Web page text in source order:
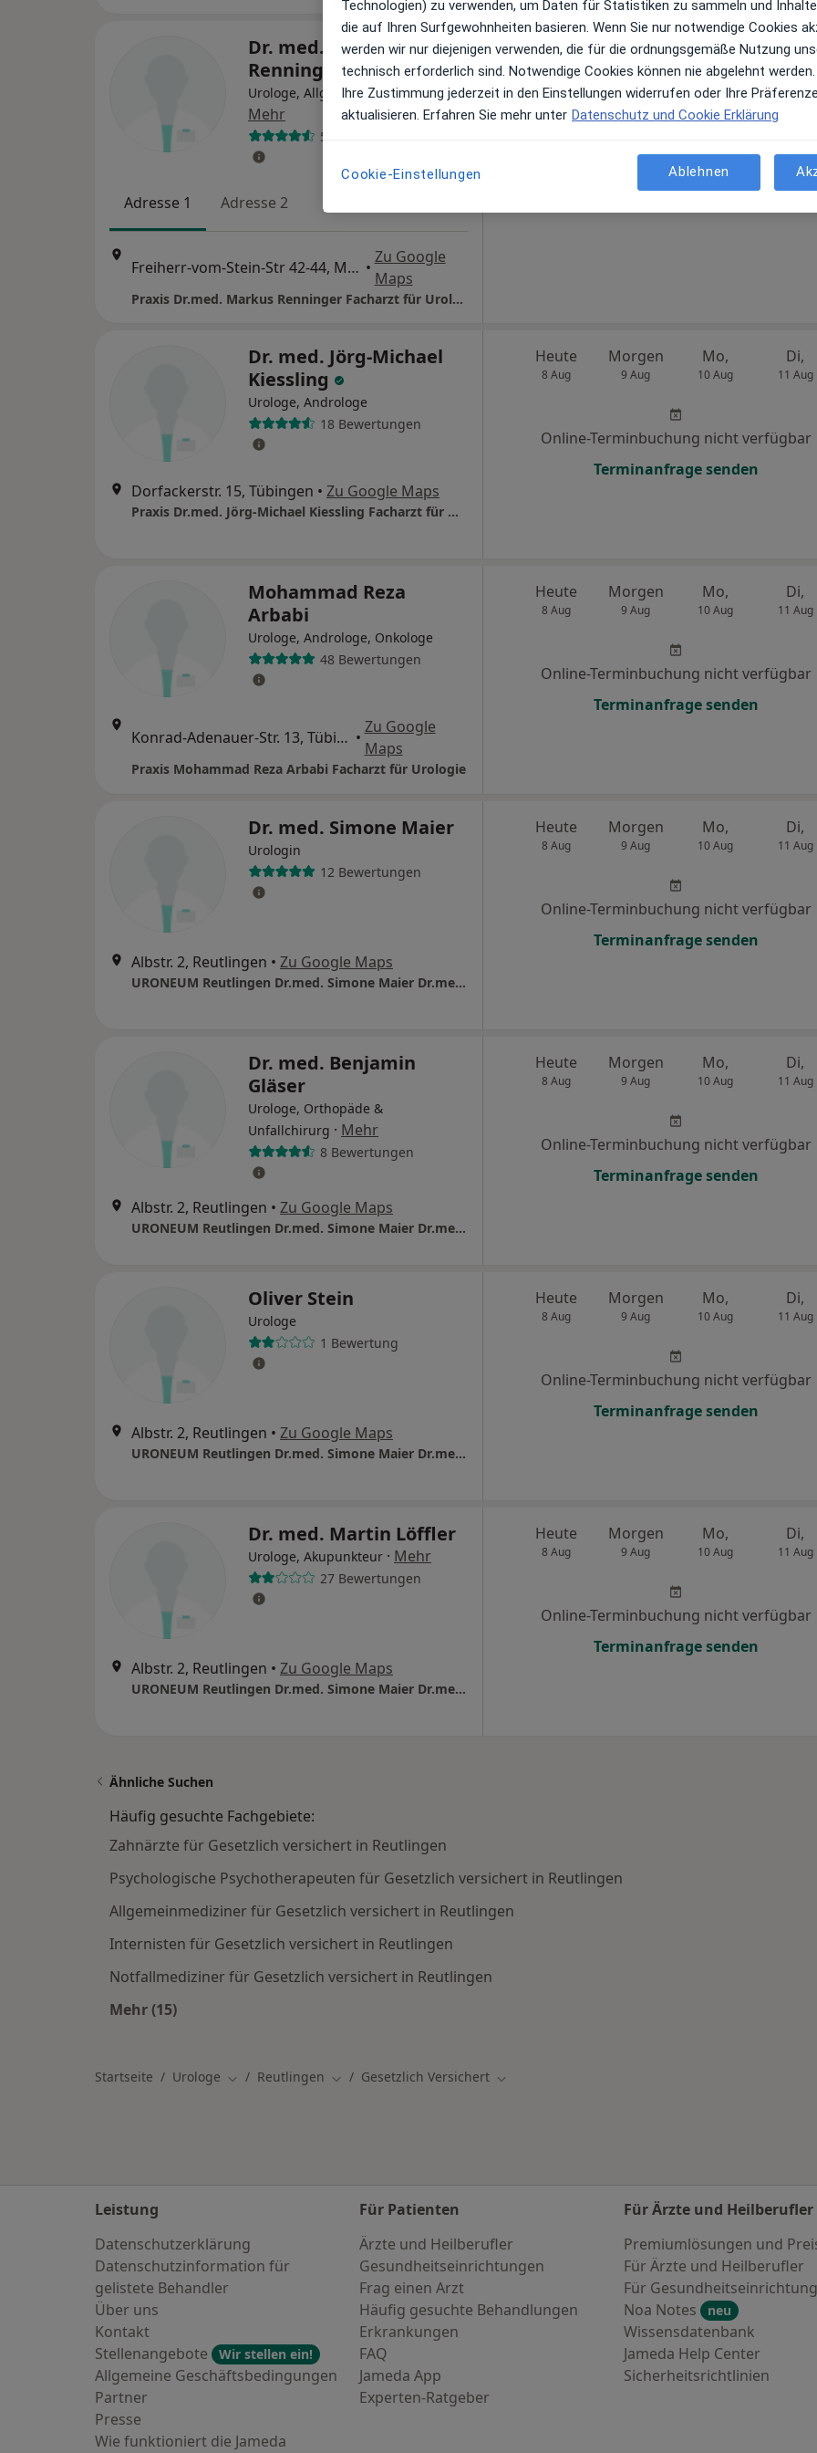
Dr. med. Markus
Renninger
Urologe, Allgemeinmediziner·
Mehr
52 Bewertungen
Adresse 1 Adresse 2
Freiherr-vom-Stein-Str 42-44, Mössingen •
Zu Google
Maps
Praxis Dr.med. Markus Renninger Facharzt für Urologie
Heute
8 Aug
Morgen
9 Aug
Mo,
10 Aug
Di,
11 Aug
Online-Terminbuchung nicht verfügbar
Terminanfrage senden
Dr. med. Jörg-Michael
Kiessling
Urologe, Androloge
18 Bewertungen
Dorfackerstr. 15, Tübingen • Zu Google Maps
Praxis Dr.med. Jörg-Michael Kiessling Facharzt für Urologie
Heute
8 Aug
Morgen
9 Aug
Mo,
10 Aug
Di,
11 Aug
Online-Terminbuchung nicht verfügbar
Terminanfrage senden
Mohammad Reza
Arbabi
Urologe, Androloge, Onkologe
48 Bewertungen
Konrad-Adenauer-Str. 13, Tübingen •
Zu Google
Maps
Praxis Mohammad Reza Arbabi Facharzt für Urologie
Heute
8 Aug
Morgen
9 Aug
Mo,
10 Aug
Di,
11 Aug
Online-Terminbuchung nicht verfügbar
Terminanfrage senden
Dr. med. Simone Maier
Urologin
12 Bewertungen
Albstr. 2, Reutlingen • Zu Google Maps
URONEUM Reutlingen Dr.med. Simone Maier Dr.med. Martin Löffler Oliver Stein u.w.
Heute
8 Aug
Morgen
9 Aug
Mo,
10 Aug
Di,
11 Aug
Online-Terminbuchung nicht verfügbar
Terminanfrage senden
Dr. med. Benjamin
Gläser
Urologe, Orthopäde &
Unfallchirurg · Mehr
8 Bewertungen
Albstr. 2, Reutlingen • Zu Google Maps
URONEUM Reutlingen Dr.med. Simone Maier Dr.med. Martin Löffler Oliver Stein u.w.
Heute
8 Aug
Morgen
9 Aug
Mo,
10 Aug
Di,
11 Aug
Online-Terminbuchung nicht verfügbar
Terminanfrage senden
Oliver Stein
Urologe
1 Bewertung
Albstr. 2, Reutlingen • Zu Google Maps
URONEUM Reutlingen Dr.med. Simone Maier Dr.med. Martin Löffler Oliver Stein u.w.
Heute
8 Aug
Morgen
9 Aug
Mo,
10 Aug
Di,
11 Aug
Online-Terminbuchung nicht verfügbar
Terminanfrage senden
Dr. med. Martin Löffler
Urologe, Akupunkteur · Mehr
27 Bewertungen
Albstr. 2, Reutlingen • Zu Google Maps
URONEUM Reutlingen Dr.med. Simone Maier Dr.med. Martin Löffler Oliver Stein u.w.
Heute
8 Aug
Morgen
9 Aug
Mo,
10 Aug
Di,
11 Aug
Online-Terminbuchung nicht verfügbar
Terminanfrage senden
Ähnliche Suchen
Häufig gesuchte Fachgebiete:
Zahnärzte für Gesetzlich versichert in Reutlingen
Psychologische Psychotherapeuten für Gesetzlich versichert in Reutlingen
Allgemeinmediziner für Gesetzlich versichert in Reutlingen
Internisten für Gesetzlich versichert in Reutlingen
Notfallmediziner für Gesetzlich versichert in Reutlingen
Mehr (15)
Startseite Urologe Stadt ändern
Reutlingen Stadt ändern
Gesetzlich Versichert Stadt ändern
Leistung
Datenschutzerklärung
Datenschutzinformation für
gelistete Behandler
Über uns
Kontakt
Stellenangebote
Wir stellen ein!
Allgemeine Geschäftsbedingungen
Partner
Presse
Wie funktioniert die Jameda
Für Patienten
Ärzte und Heilberufler
Gesundheitseinrichtungen
Frag einen Arzt
Häufig gesuchte Behandlungen
Erkrankungen
FAQ
Jameda App
Experten-Ratgeber
Für Ärzte und Heilberufler
Premiumlösungen und
Für Ärzte und Heilberufler
Für
Noa Notes
neu
Wissensdatenbank
Jameda Help Center
Sicherheitsrichtlinien
Technologien) zu verwenden, um Daten für Statistiken zu sammeln und
die auf Ihren Surfgewohnheiten basieren. Wenn Sie nur notwendige Cookies
werden wir nur diejenigen verwenden, die für die ordnungsgemäße Nutzung
technisch erforderlich sind. Notwendige Cookies können nie abgelehnt werden.
Ihre Zustimmung jederzeit in den Einstellungen widerrufen oder Ihre
aktualisieren. Erfahren Sie mehr unter Datenschutz und Cookie Erklärung
Cookie-Einstellungen Ablehnen